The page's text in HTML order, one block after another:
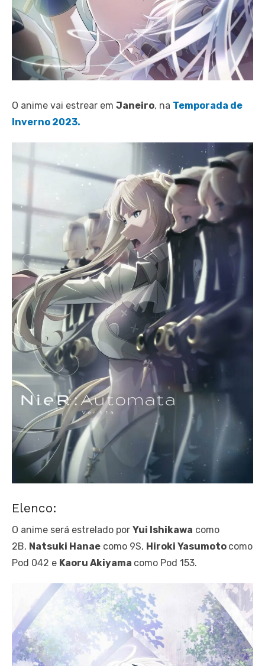
O anime vai estrear em Janeiro, na Temporada de
Inverno 2023.
Elenco:
O anime será estrelado por Yui Ishikawa como
2B, Natsuki Hanae como 9S, Hiroki Yasumoto como
Pod 042 e Kaoru Akiyama como Pod 153.